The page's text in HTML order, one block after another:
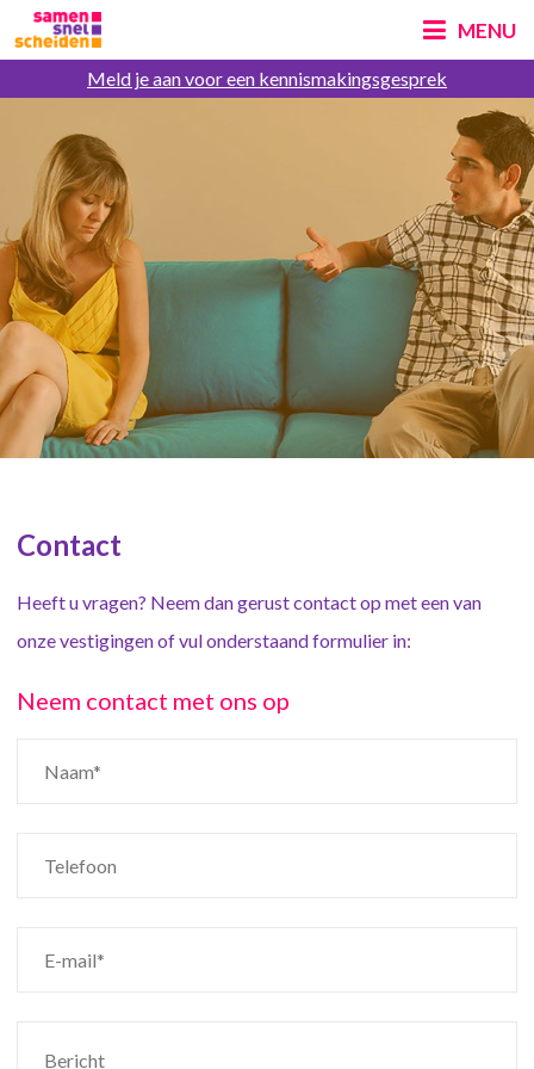
MENU
Meld je aan voor een kennismakingsgesprek
Contact
Heeft u vragen? Neem dan gerust contact op met een van
onze vestigingen of vul onderstaand formulier in:
Neem contact met ons op